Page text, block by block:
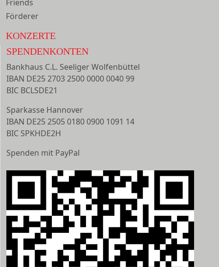
Friends
Förderer
KONZERTE
SPENDENKONTEN
Bankhaus C.L. Seeliger Wolfenbüttel
IBAN DE25 2703 2500 0000 0040 99
BIC BCLSDE21
Sparkasse Hannover
IBAN DE25 2505 0180 0900 1091 14
BIC SPKHDE2H
Spenden mit PayPal